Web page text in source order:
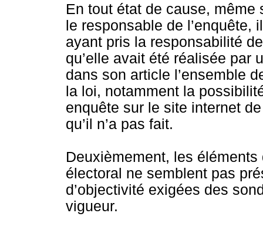
En tout état de cause, même
le responsable de l’enquête,
ayant pris la responsabilité
qu’elle avait été réalisée par
dans son article l’ensemble
la loi, notamment la
enquête sur le site internet
qu’il n’a pas fait.
Deuxièmement, les
électoral ne semblent pas
d’objectivité exigées des
vigueur.